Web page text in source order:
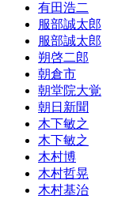
有田浩二
服部誠太郎
服部誠太郎
朔啓二郎
朝倉市
朝堂院大覚
朝日新聞
木下敏之
木下敏之
木村博
木村哲晃
木村基治